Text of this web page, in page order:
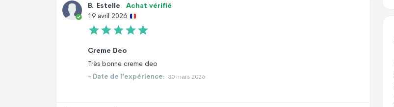
B. Estelle
Achat vérifié
19 avril 2026
Creme Deo
Très bonne creme deo
- Date de l'expérience: 30 mars 2026